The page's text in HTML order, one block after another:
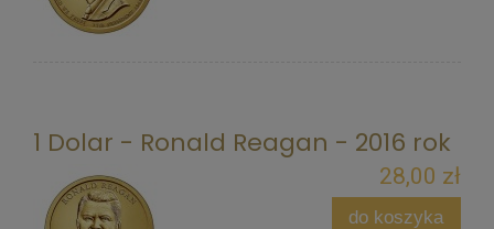
1 Dolar - Ronald Reagan - 2016 rok
28,00 zł
do koszyka